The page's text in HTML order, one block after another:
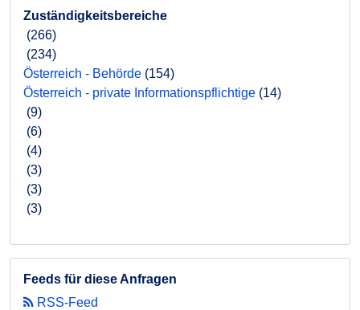
Zuständigkeitsbereiche
(266)
(234)
Österreich - Behörde (154)
Österreich - private Informationspflichtige (14)
(9)
(6)
(4)
(3)
(3)
(3)
Feeds für diese Anfragen
RSS-Feed